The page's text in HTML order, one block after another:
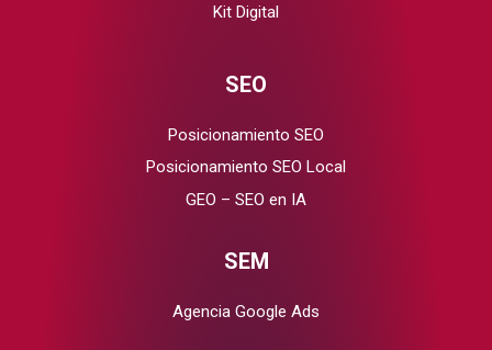
Kit Digital
SEO
Posicionamiento SEO
Posicionamiento SEO Local
GEO – SEO en IA
SEM
Agencia Google Ads